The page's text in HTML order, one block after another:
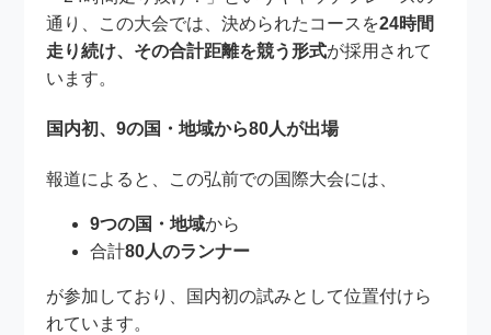
通り、この大会では、決められたコースを24時間
走り続け、その合計距離を競う形式が採用されて
います。
国内初、9の国・地域から80人が出場
報道によると、この弘前での国際大会には、
9つの国・地域から
合計80人のランナー
が参加しており、国内初の試みとして位置付けら
れています。